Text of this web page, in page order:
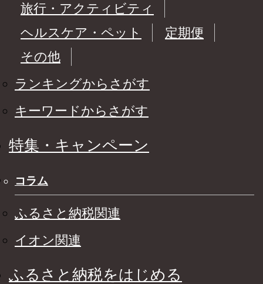
旅行・アクティビティ
ヘルスケア・ペット
定期便
その他
ランキングからさがす
キーワードからさがす
特集・キャンペーン
コラム
ふるさと納税関連
イオン関連
ふるさと納税をはじめる